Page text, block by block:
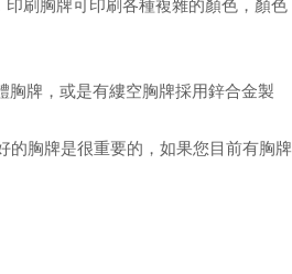
刷胸牌可印刷各種複雜的顏色，顏色
牌，或是有縷空胸牌採用鋅合金製
的胸牌是很重要的，如果您目前有胸牌